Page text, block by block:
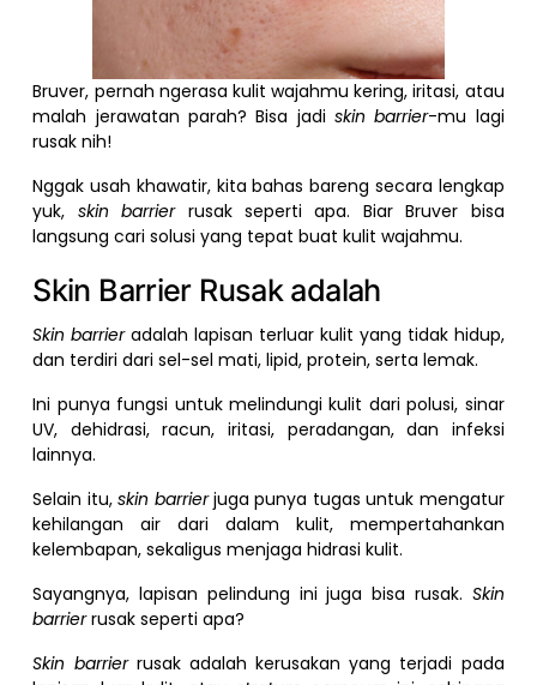
Bruver, pernah ngerasa kulit wajahmu kering, iritasi, atau
malah jerawatan parah? Bisa jadi skin barrier-mu lagi
rusak nih!
Nggak usah khawatir, kita bahas bareng secara lengkap
yuk, skin barrierrusak seperti apa. Biar Bruver bisa
langsung cari solusi yang tepat buat kulit wajahmu.
Skin Barrier Rusak adalah
Skin barrieradalah lapisan terluar kulit yang tidak hidup,
dan terdiri dari sel-sel mati, lipid, protein, serta lemak.
Ini punya fungsi untuk melindungi kulit dari polusi, sinar
UV, dehidrasi, racun, iritasi, peradangan, dan infeksi
lainnya.
Selain itu,skin barrierjuga punya tugas untuk mengatur
kehilangan air dari dalam kulit, mempertahankan
kelembapan, sekaligus menjaga hidrasi kulit.
Sayangnya, lapisan pelindung ini juga bisa rusak. Skin
barrierrusak seperti apa?
Skin barrierrusak adalah kerusakan yang terjadi pada